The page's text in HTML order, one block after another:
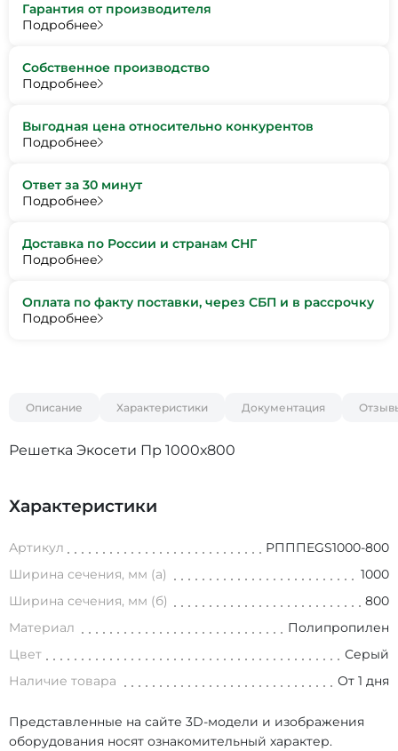
Гарантия от производителя
Подробнее
Собственное производство
Подробнее
Выгодная цена относительно конкурентов
Подробнее
Ответ за 30 минут
Подробнее
Доставка по России и странам СНГ
Подробнее
Оплата по факту поставки, через СБП и в рассрочку
Подробнее
Описание Характеристики Документация
Решетка Экосети Пр 1000х800
Характеристики
Артикул
РПППEGS1000-800
Ширина сечения, мм (а)
1000
Ширина сечения, мм (б)
800
Материал
Полипропилен
Цвет
Серый
Наличие товара
От 1 дня
Представленные на сайте 3D-модели и изображения
оборудования носят ознакомительный характер.